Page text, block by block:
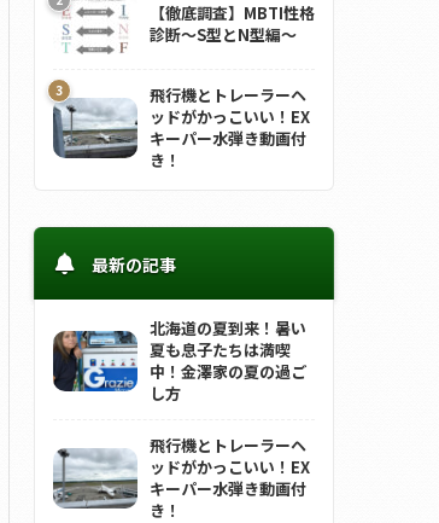
【徹底調査】MBTI性格
診断～S型とN型編～
飛行機とトレーラーヘ
ッドがかっこいい！EX
キーパー水弾き動画付
き！
最新の記事
北海道の夏到来！暑い
夏も息子たちは満喫
中！金澤家の夏の過ご
し方
飛行機とトレーラーヘ
ッドがかっこいい！EX
キーパー水弾き動画付
き！